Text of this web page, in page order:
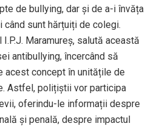
de bullying, dar și de a-i învăța
sunt hărțuiți de colegi.
Maramureș, salută această
antibullying, încercând să
concept în unitățile de
Astfel, polițiștii vor participa
oferindu-le informații despre
și penală, despre impactul